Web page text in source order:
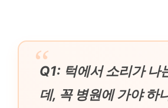
Q1: 턱에서 소리가 나
데, 꼭 병원에 가야 하